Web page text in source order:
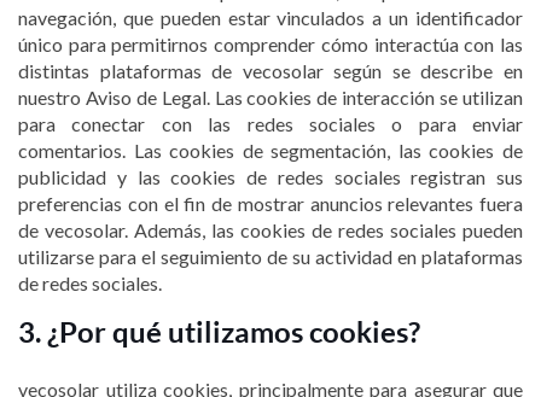
navegación, que pueden estar vinculados a un identificador
único para permitirnos comprender cómo interactúa con las
distintas plataformas de vecosolar según se describe en
nuestro Aviso de Legal. Las cookies de interacción se utilizan
para conectar con las redes sociales o para enviar
comentarios. Las cookies de segmentación, las cookies de
publicidad y las cookies de redes sociales registran sus
preferencias con el fin de mostrar anuncios relevantes fuera
de vecosolar. Además, las cookies de redes sociales pueden
utilizarse para el seguimiento de su actividad en plataformas
de redes sociales.
3. ¿Por qué utilizamos cookies?
vecosolar utiliza cookies, principalmente para asegurar que